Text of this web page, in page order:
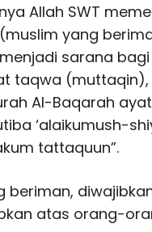
Allah SWT
yang
sarana
taqwa
Al-Baqarah
‘alaikumush-
tattaquun”.
beriman,
atas orang-